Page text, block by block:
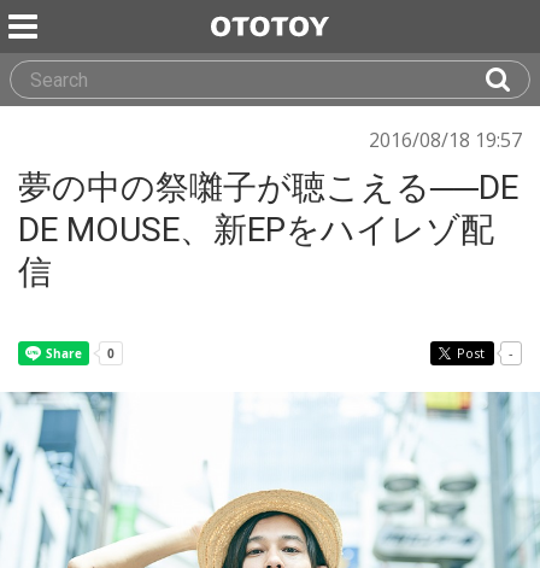
2016/08/18 19:57
夢の中の祭囃子が聴こえる──DE
DE MOUSE、新EPをハイレゾ配
信
Post -